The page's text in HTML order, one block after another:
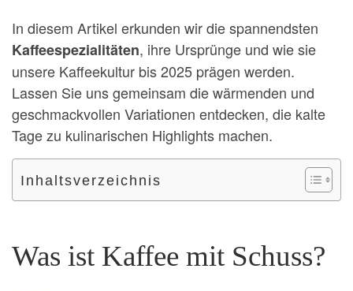
In diesem Artikel erkunden wir die spannendsten
Kaffeespezialitäten, ihre Ursprünge und wie sie
unsere Kaffeekultur bis 2025 prägen werden.
Lassen Sie uns gemeinsam die wärmenden und
geschmackvollen Variationen entdecken, die kalte
Tage zu kulinarischen Highlights machen.
Inhaltsverzeichnis
Was ist Kaffee mit Schuss?